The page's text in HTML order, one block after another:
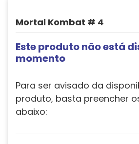
Mortal Kombat # 4
Este produto não está
momento
Para ser avisado da
produto, basta preencher
abaixo: